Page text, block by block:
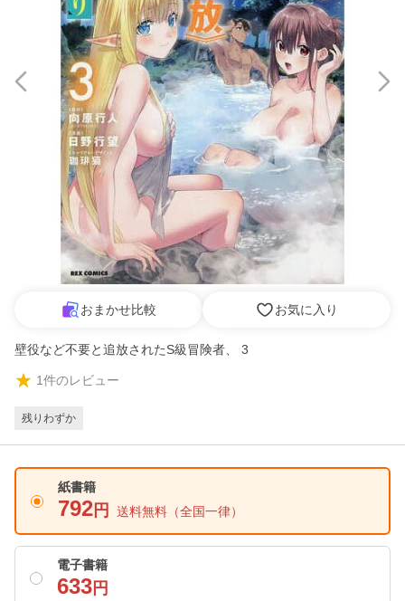
おまかせ比較 お気に入り
壁役など不要と追放されたS級冒険者、 3
1件のレビュー
残りわずか
紙書籍
792 円 送料無料 （全国一律）
電子書籍
633 円